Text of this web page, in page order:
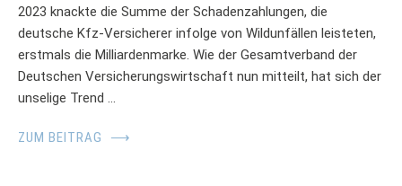
2023 knackte die Summe der Schadenzahlungen, die
deutsche Kfz-Versicherer infolge von Wildunfällen leisteten,
erstmals die Milliardenmarke. Wie der Gesamtverband der
Deutschen Versicherungswirtschaft nun mitteilt, hat sich der
unselige Trend …
ZUM BEITRAG ⟶